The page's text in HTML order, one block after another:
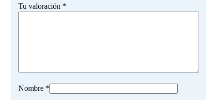
Tu valoración *
Nombre *